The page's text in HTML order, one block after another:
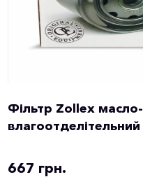
Фільтр Zollex масло-
влагоотделітельний
667 грн.